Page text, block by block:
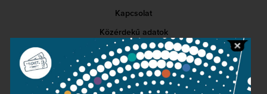
Kapcsolat
Közérdekű adatok
Sajtószoba
Adatvédelem
Impresszum